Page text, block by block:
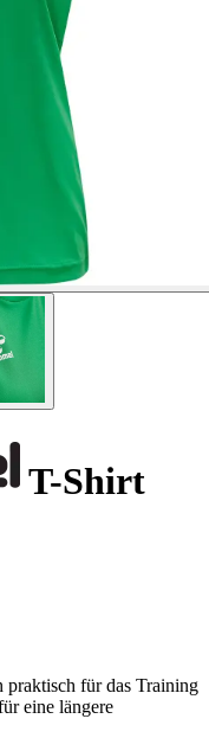
T-Shirt
praktisch für das Training
eine längere